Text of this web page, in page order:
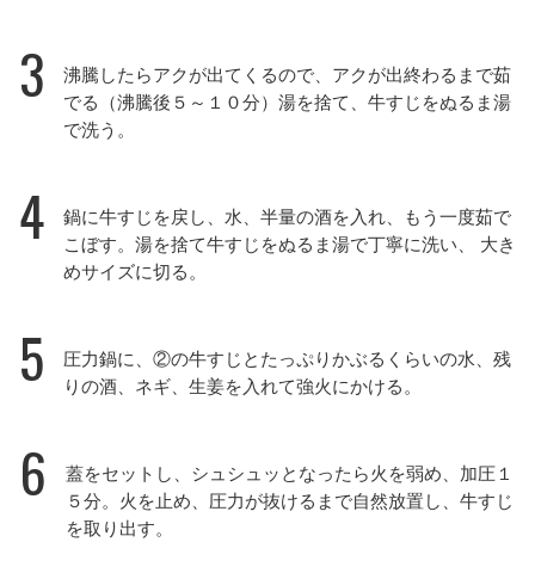
3
沸騰したらアクが出てくるので、アクが出終わるまで茹
でる（沸騰後５～１０分）湯を捨て、牛すじをぬるま湯
で洗う。
4
鍋に牛すじを戻し、水、半量の酒を入れ、もう一度茹で
こぼす。湯を捨て牛すじをぬるま湯で丁寧に洗い、 大き
めサイズに切る。
5
圧力鍋に、②の牛すじとたっぷりかぶるくらいの水、残
りの酒、ネギ、生姜を入れて強火にかける。
6
蓋をセットし、シュシュッとなったら火を弱め、加圧１
５分。火を止め、圧力が抜けるまで自然放置し、牛すじ
を取り出す。